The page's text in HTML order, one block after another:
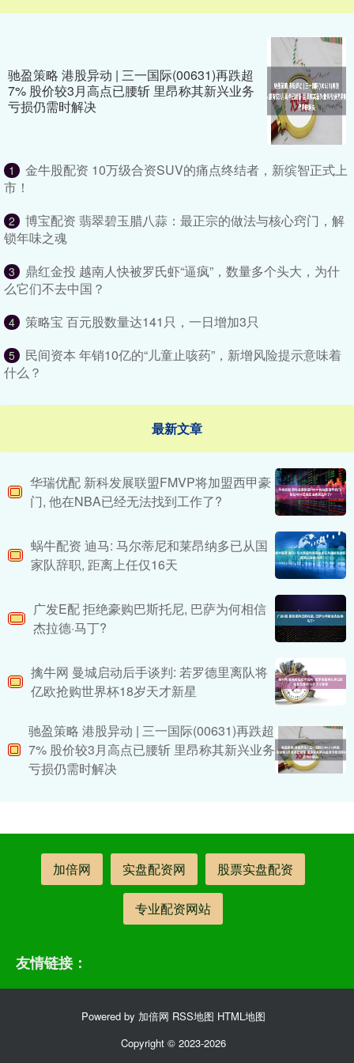
驰盈策略 港股异动 | 三一国际(00631)再跌超
7% 股价较3月高点已腰斩 里昂称其新兴业务
亏损仍需时解决
1
金牛股配资 10万级合资SUV的痛点终结者，新缤智正式上
市！
2
博宝配资 翡翠碧玉腊八蒜：最正宗的做法与核心窍门，解
锁年味之魂
3
鼎红金投 越南人快被罗氏虾“逼疯”，数量多个头大，为什
么它们不去中国？
4 策略宝 百元股数量达141只，一日增加3只
5
民间资本 年销10亿的“儿童止咳药”，新增风险提示意味着
什么？
最新文章
华瑞优配 新科发展联盟FMVP将加盟西甲豪
门, 他在NBA已经无法找到工作了?
蜗牛配资 迪马: 马尔蒂尼和莱昂纳多已从国
家队辞职, 距离上任仅16天
广发E配 拒绝豪购巴斯托尼, 巴萨为何相信
杰拉德·马丁?
擒牛网 曼城启动后手谈判: 若罗德里离队将
亿欧抢购世界杯18岁天才新星
驰盈策略 港股异动 | 三一国际(00631)再跌超
7% 股价较3月高点已腰斩 里昂称其新兴业务
亏损仍需时解决
加倍网 实盘配资网 股票实盘配资
专业配资网站
友情链接：
Powered by 加倍网 RSS地图 HTML地图
Copyright © 2023-2026